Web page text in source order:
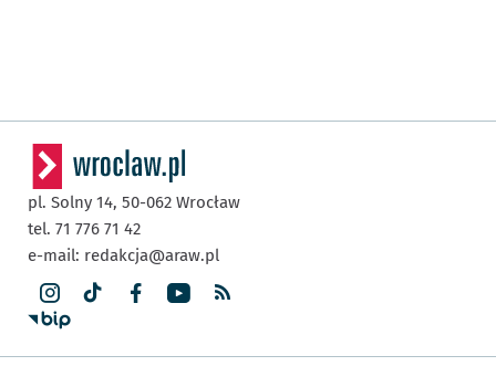
pl. Solny 14, 50-062 Wrocław
tel. 71 776 71 42
e-mail: redakcja@araw.pl